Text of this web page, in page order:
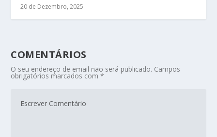
20 de Dezembro, 2025
COMENTÁRIOS
O seu endereço de email não será publicado. Campos
obrigatórios marcados com*